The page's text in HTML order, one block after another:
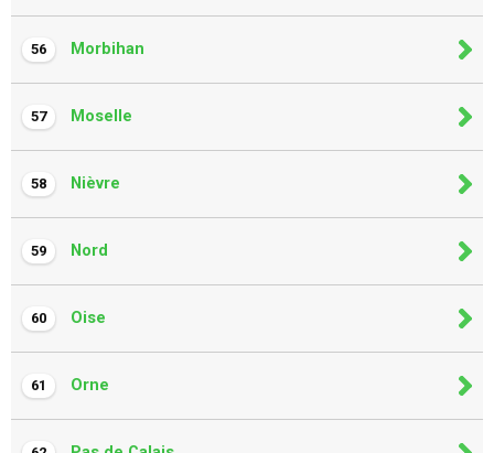
56 Morbihan
57 Moselle
58 Nièvre
59 Nord
60 Oise
61 Orne